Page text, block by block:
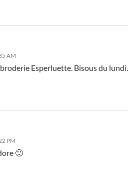
AM
Esperluette. Bisous du lundi.
PM
🙂